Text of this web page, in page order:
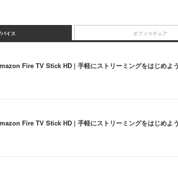
イス
Fire TV Stick HD | 手軽にストリーミングをはじめよ
Fire TV Stick HD | 手軽にストリーミングをはじめよ
オフィスチェア